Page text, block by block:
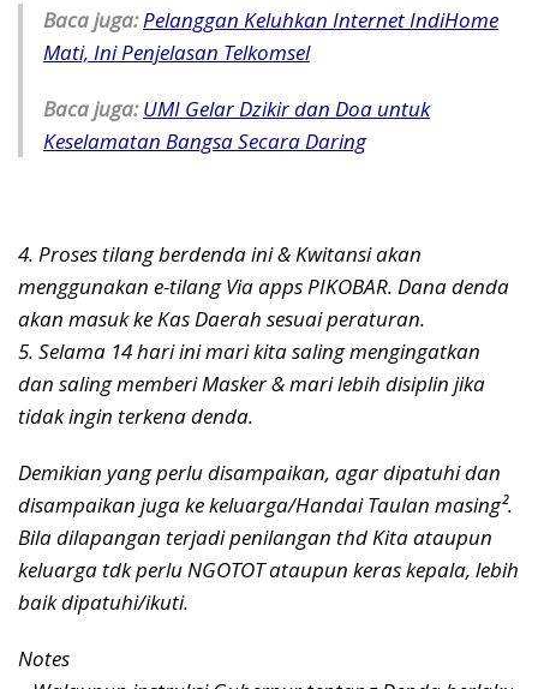
Baca juga: Pelanggan Keluhkan Internet IndiHome
Mati, Ini Penjelasan Telkomsel
Baca juga: UMI Gelar Dzikir dan Doa untuk
Keselamatan Bangsa Secara Daring
4. Proses tilang berdenda ini & Kwitansi akan
menggunakan e-tilang Via apps PIKOBAR. Dana denda
akan masuk ke Kas Daerah sesuai peraturan.
5. Selama 14 hari ini mari kita saling mengingatkan
dan saling memberi Masker & mari lebih disiplin jika
tidak ingin terkena denda.
Demikian yang perlu disampaikan, agar dipatuhi dan
disampaikan juga ke keluarga/Handai Taulan masing².
Bila dilapangan terjadi penilangan thd Kita ataupun
keluarga tdk perlu NGOTOT ataupun keras kepala, lebih
baik dipatuhi/ikuti.
Notes